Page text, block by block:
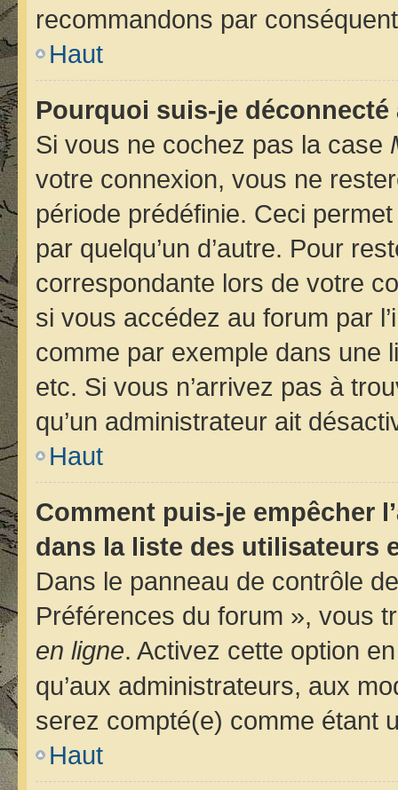
recommandons par
Haut
Pourquoi suis-je
Si vous ne cochez pas la case
votre connexion, vous ne
période prédéfinie. Ceci
par quelqu’un d’autre. Pour
correspondante lors de votre
si vous accédez au forum par
comme par exemple dans une
etc. Si vous n’arrivez pas à
qu’un administrateur ait
Haut
Comment puis-je empêcher
dans la liste des utilisateurs
Dans le panneau de contrôle
Préférences du forum », vous
en ligne. Activez cette option
qu’aux administrateurs, aux
serez compté(e) comme étant
Haut